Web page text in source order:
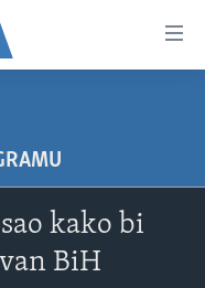
kako bi
BiH